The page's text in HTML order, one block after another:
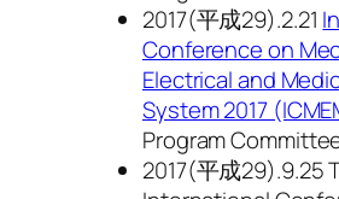
2017(平成29).2.21
Conference on
Electrical and
System 2017
Program
2017(平成29).9.25